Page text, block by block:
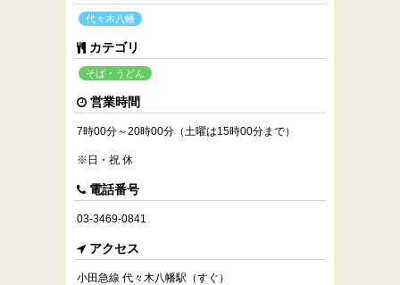
代々木八幡
カテゴリ
そば・うどん
営業時間
7時00分～20時00分（土曜は15時00分まで）
※日・祝 休
電話番号
03-3469-0841
アクセス
小田急線 代々木八幡駅（すぐ）